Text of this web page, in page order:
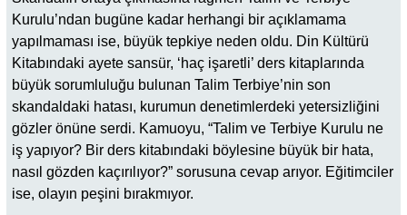
Kurulu’ndan bugüne kadar herhangi bir açıklamama
yapılmaması ise, büyük tepkiye neden oldu. Din Kültürü
Kitabındaki ayete sansür, ‘haç işaretli’ ders kitaplarında
büyük sorumluluğu bulunan Talim Terbiye’nin son
skandaldaki hatası, kurumun denetimlerdeki yetersizliğini
gözler önüne serdi. Kamuoyu, “Talim ve Terbiye Kurulu ne
iş yapıyor? Bir ders kitabındaki böylesine büyük bir hata,
nasıl gözden kaçırılıyor?” sorusuna cevap arıyor. Eğitimciler
ise, olayın peşini bırakmıyor.